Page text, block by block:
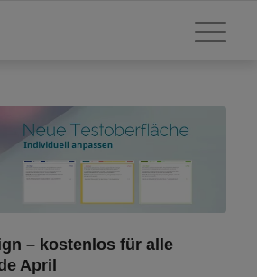
– kostenlos für alle
April